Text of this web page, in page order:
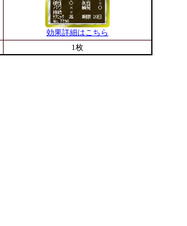
効果詳細はこちら
1枚